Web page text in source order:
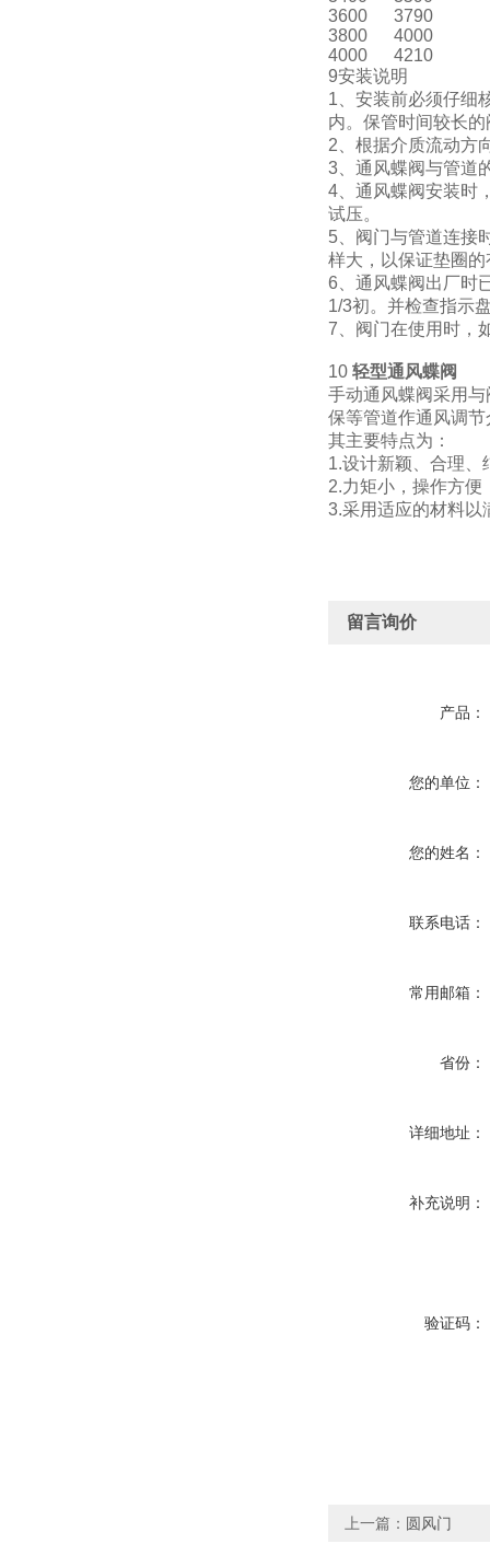
3600
3790
3800
4000
4000
4210
9安装说明
1、安装前必须仔细
内。保管时间较长
2、根据介质流动方
3、通风蝶阀与管道
4、通风蝶阀安装时
试压。
5、阀门与管道连接
样大，以保证垫圈
6、通风蝶阀出厂时
1/3初。并检查指示
7、阀门在使用时，
10 轻型通风蝶阀
手动通风蝶阀采用
保等管道作通风调
其主要特点为：
1.设计新颖、合理、
2.力矩小，操作方便
3.采用适应的材料以
留言询价
产品：
您的单位：
您的姓名：
联系电话：
常用邮箱：
省份：
详细地址：
补充说明：
验证码：
上一篇： 圆风门